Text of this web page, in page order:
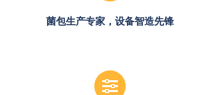
菌包生产专家，设备智造先锋